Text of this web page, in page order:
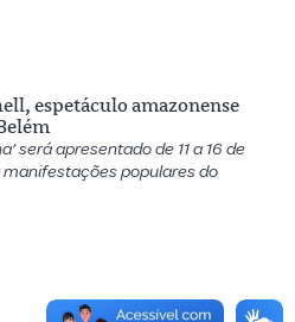
espetáculo amazonense
será apresentado de 11 a 16 de
populares do